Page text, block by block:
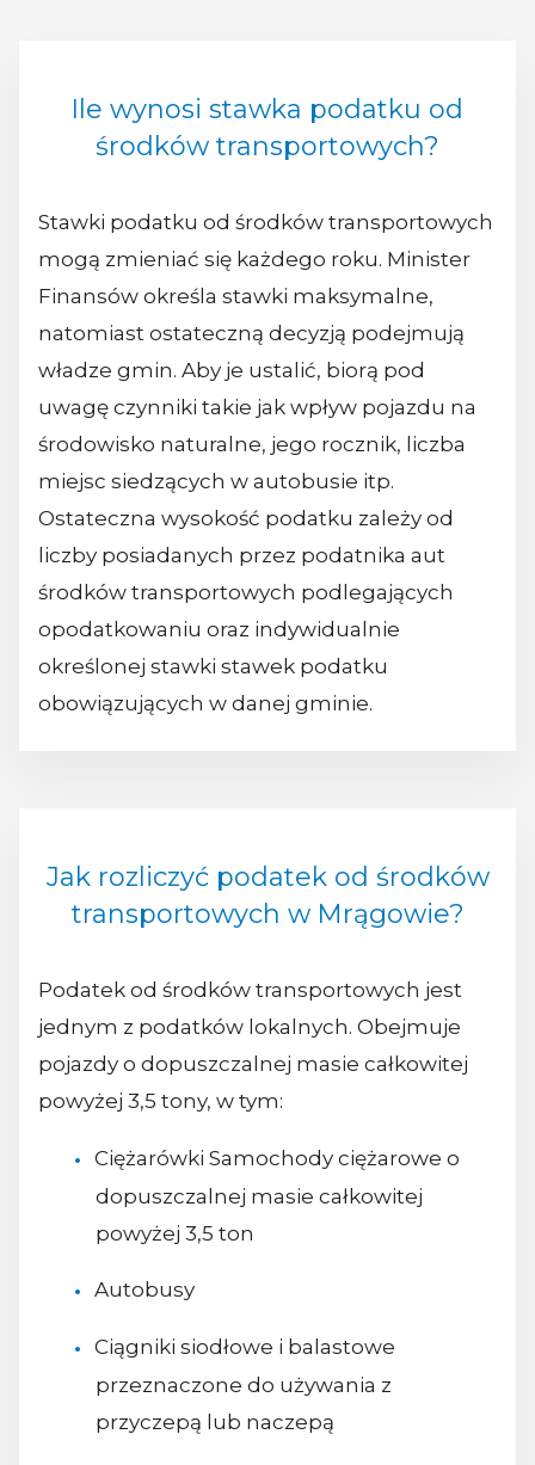
Ile wynosi stawka podatku od
środków transportowych?
Stawki podatku od środków transportowych
mogą zmieniać się każdego roku. Minister
Finansów określa stawki maksymalne,
natomiast ostateczną decyzją podejmują
władze gmin. Aby je ustalić, biorą pod
uwagę czynniki takie jak wpływ pojazdu na
środowisko naturalne, jego rocznik, liczba
miejsc siedzących w autobusie itp.
Ostateczna wysokość podatku zależy od
liczby posiadanych przez podatnika aut
środków transportowych podlegających
opodatkowaniu oraz indywidualnie
określonej stawki stawek podatku
obowiązujących w danej gminie.
Jak rozliczyć podatek od środków
transportowych w Mrągowie?
Podatek od środków transportowych jest
jednym z podatków lokalnych. Obejmuje
pojazdy o dopuszczalnej masie całkowitej
powyżej 3,5 tony, w tym:
Ciężarówki Samochody ciężarowe o
dopuszczalnej masie całkowitej
powyżej 3,5 ton
Autobusy
Ciągniki siodłowe i balastowe
przeznaczone do używania z
przyczepą lub naczepą